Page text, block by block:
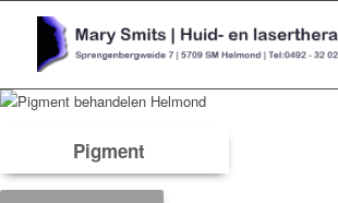
Pigment